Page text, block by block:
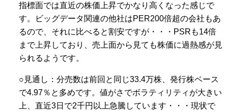
指標面では直近の株価上昇でかなり高くなった感じで
す。ビッグデータ関連の他社はPER200倍超の会社もあ
るので、それに比べると割安ですが・・・PSRも14倍
まで上昇しており、売上面から見ても株価に過熱感が見
られるようです。
○見通し：分売数は前回と同じ33.4万株、発行株ベース
で4.97％と多めです。値がさでボラティリティが大きい
上、直近3日で2千円以上急騰しています・・・現状で